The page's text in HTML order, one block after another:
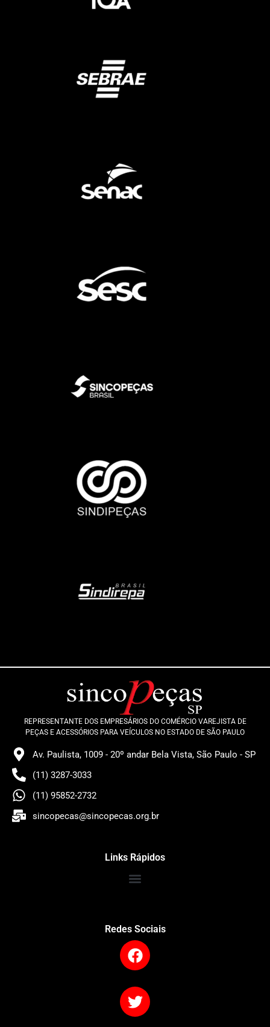
REPRESENTANTE DOS EMPRESÁRIOS DO COMÉRCIO VAREJISTA DE
PEÇAS E ACESSÓRIOS PARA VEÍCULOS NO ESTADO DE SÃO PAULO
Av. Paulista, 1009 - 20º andar Bela Vista, São Paulo - SP
(11) 3287-3033
(11) 95852-2732
sincopecas@sincopecas.org.br
Links Rápidos
Redes Sociais